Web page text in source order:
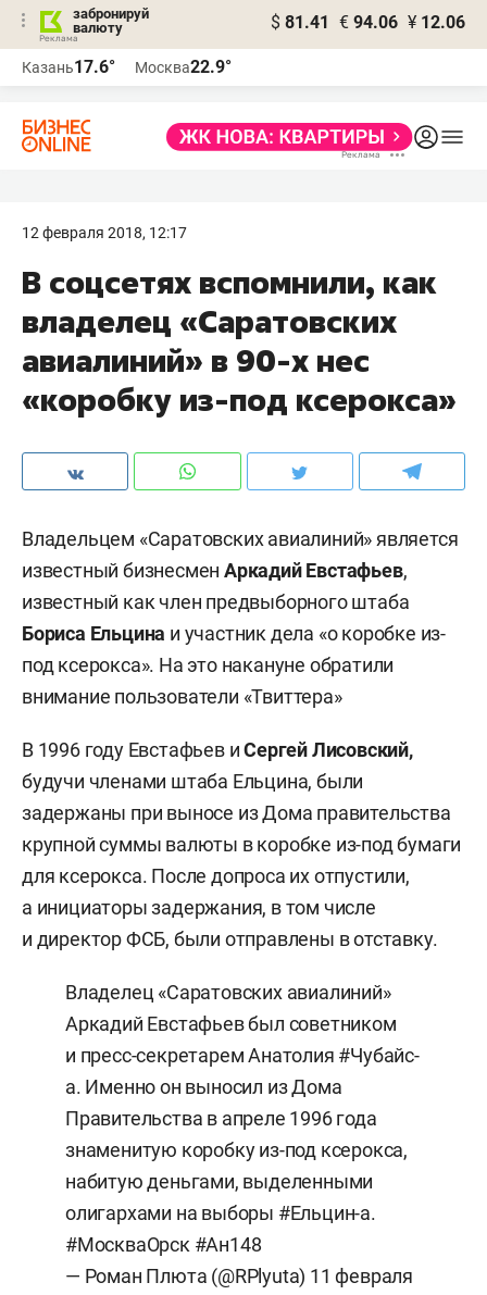
забронируй
валюту
$ 81.41 € 94.06 ¥ 12.06
Казань17.6° Москва22.9°
12 февраля 2018, 12:17
В соцсетях вспомнили, как
владелец «Саратовских
авиалиний» в 90-х нес
«коробку из-под ксерокса»
Владельцем «Саратовских авиалиний» является
известный бизнесменАркадий Евстафьев,
известный как член предвыборного штаба
Бориса Ельцина и участник дела «о коробке из-
под ксерокса». На это накануне обратили
внимание пользователи «Твиттера»
В 1996 году Евстафьев иСергей Лисовский,
будучи членами штаба Ельцина, были
задержаны при выносе из Дома правительства
крупной суммы валюты в коробке из-под бумаги
для ксерокса. После допроса их отпустили,
а инициаторы задержания, в том числе
и директор ФСБ, были отправлены в отставку.
Владелец «Саратовских авиалиний»
Аркадий Евстафьев был советником
и пресс-секретарем Анатолия #Чубайс-
а. Именно он выносил из Дома
Правительства в апреле 1996 года
знаменитую коробку из-под ксерокса,
набитую деньгами, выделенными
олигархами на выборы #Ельцин-а.
#МоскваОрск #Ан148
— Роман Плюта (@RPlyuta) 11 февраля